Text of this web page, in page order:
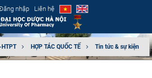
nhập Liên hệ
HTPT HỢP TÁC QUỐC TẾ Tin tức & sự kiện